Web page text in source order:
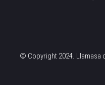
© Copyright 2024.